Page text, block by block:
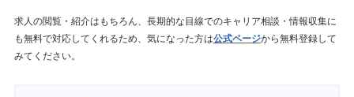
求人の閲覧・紹介はもちろん、長期的な目線でのキャリア相談・情報収集に
も無料で対応してくれるため、気になった方は公式ページから無料登録して
みてください。